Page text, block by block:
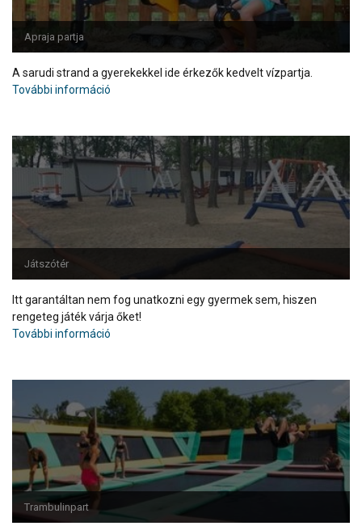
Apraja partja
A sarudi strand a gyerekekkel ide érkezők kedvelt vízpartja.
További információ
Játszótér
Itt garantáltan nem fog unatkozni egy gyermek sem, hiszen
rengeteg játék várja őket!
További információ
Trambulinpart